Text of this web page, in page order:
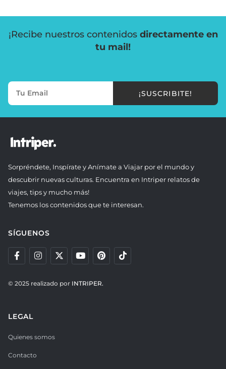
¡Recibe nuestros contenidos directamente en
tu mail!
¡SUSCRIBITE!
Sorpréndete, Inspírate y Anímate a Viajar por el mundo y
descubrir nuevas culturas. Encuentra en Intriper relatos de
viajes, tips y mucho más!
Tenemos los contenidos que te interesan.
SÍGUENOS
© 2025 realizado por INTRIPER.
LEGAL
Quienes somos
Contacto